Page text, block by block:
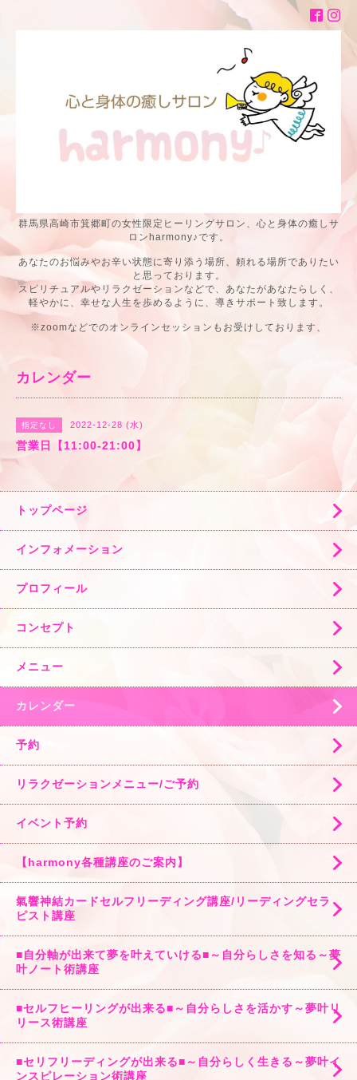
群馬県高崎市箕郷町の女性限定ヒーリングサロン、心と身体の癒しサ
ロンharmony♪です。
あなたのお悩みやお辛い状態に寄り添う場所、頼れる場所でありたい
と思っております。
スピリチュアルやリラクゼーションなどで、あなたがあなたらしく、
軽やかに、幸せな人生を歩めるように、導きサポート致します。
※zoomなどでのオンラインセッションもお受けしております、
カレンダー
指定なし 2022-12-28 (水)
営業日【11:00-21:00】
トップページ
インフォメーション
プロフィール
コンセプト
メニュー
カレンダー
予約
リラクゼーションメニュー/ご予約
イベント予約
【harmony各種講座のご案内】
氣響神結カードセルフリーディング講座/リーディングセラ
ピスト講座
■自分軸が出来て夢を叶えていける■～自分らしさを知る～夢
叶ノート術講座
■セルフヒーリングが出来る■～自分らしさを活かす～夢叶リ
リース術講座
■セリフリーディングが出来る■～自分らしく生きる～夢叶イ
ンスピレーション術講座